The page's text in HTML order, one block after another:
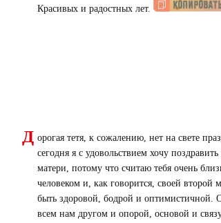
Красивых и радостных лет.
Д орогая тетя, к сожалению, нет на свете
сегодня я с удовольствием хочу
матери, потому что считаю тебя очень
человеком и, как говорится, своей второй
быть здоровой, бодрой и оптимистичной.
всем нам другом и опорой, основой и